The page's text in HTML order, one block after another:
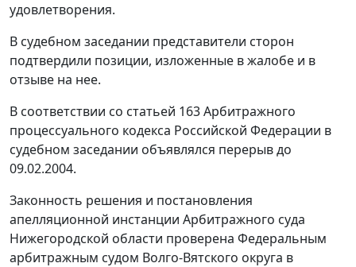
удовлетворения.
В судебном заседании представители сторон
подтвердили позиции, изложенные в жалобе и в
отзыве на нее.
В соответствии со статьей 163Арбитражного
процессуального кодекса Российской Федерации в
судебном заседании объявлялся перерыв до
09.02.2004.
Законность решения и постановления
апелляционной инстанции Арбитражного суда
Нижегородской области проверена Федеральным
арбитражным судом Волго-Вятского округа в